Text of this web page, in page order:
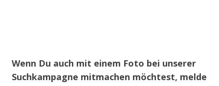
Wenn Du auch mit einem Foto bei unserer
Suchkampagne mitmachen möchtest, melde